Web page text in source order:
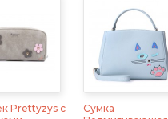
Prettyzys с
Сумка